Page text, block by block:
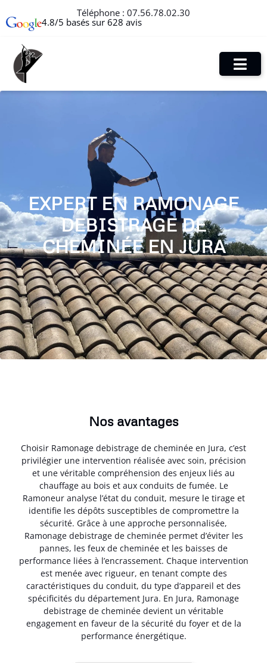
Téléphone : 07.56.78.02.30
4.8/5 basés sur 628 avis
EXPERT EN RAMONAGE
DEBISTRAGE DE
CHEMINÉE EN JURA
Nos avantages
Choisir Ramonage debistrage de cheminée en Jura, c’est
privilégier une intervention réalisée avec soin, précision
et une véritable compréhension des enjeux liés au
chauffage au bois et aux conduits de fumée. Le
Ramoneur analyse l’état du conduit, mesure le tirage et
identifie les dépôts susceptibles de compromettre la
sécurité. Grâce à une approche personnalisée,
Ramonage debistrage de cheminée permet d’éviter les
pannes, les feux de cheminée et les baisses de
performance liées à l’encrassement. Chaque intervention
est menée avec rigueur, en tenant compte des
caractéristiques du conduit, du type d’appareil et des
spécificités du département Jura. En Jura, Ramonage
debistrage de cheminée devient un véritable
engagement en faveur de la sécurité du foyer et de la
performance énergétique.